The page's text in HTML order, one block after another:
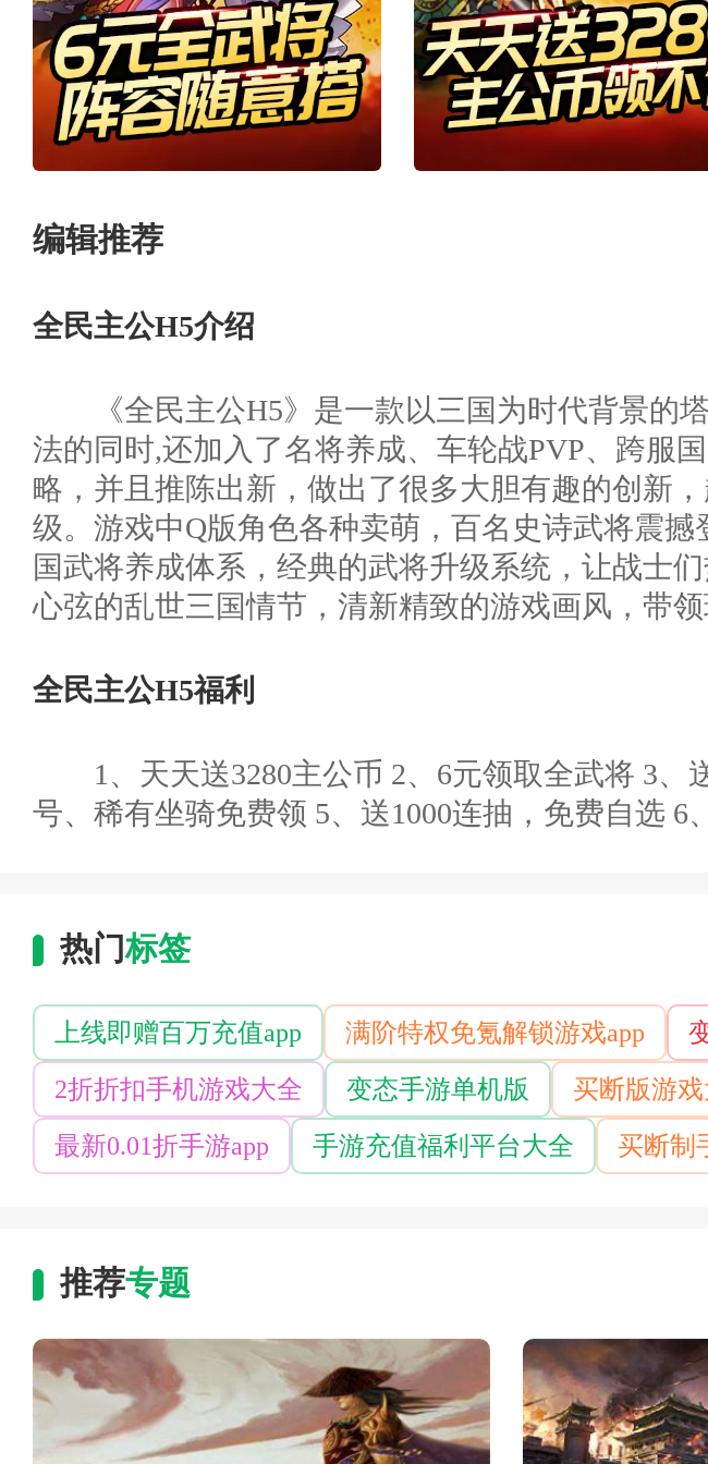
编辑推荐
全民主公H5介绍
《全民主公H5》是一款以三国为时代背景的
法的同时,还加入了名将养成、车轮战PVP、跨服
略，并且推陈出新，做出了很多大胆有趣的创新
级。游戏中Q版角色各种卖萌，百名史诗武将震
国武将养成体系，经典的武将升级系统，让战士
心弦的乱世三国情节，清新精致的游戏画风，带
全民主公H5福利
1、天天送3280主公币 2、6元领取全武将 3
号、稀有坐骑免费领 5、送1000连抽，免费自选 6
热门标签
上线即赠百万充值app 满阶特权免氪解锁游戏app
2折折扣手机游戏大全
变态手游单机版 买断版游
最新0.01折手游app
手游充值福利平台大全 买断制
推荐专题